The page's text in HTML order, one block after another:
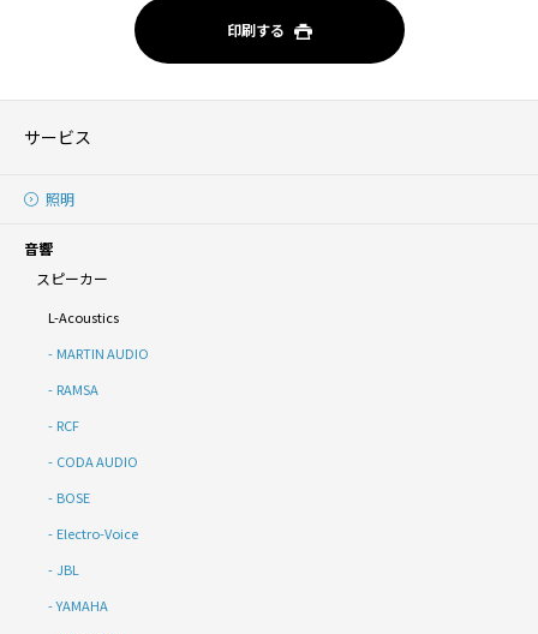
印刷する
サービス
照明
音響
スピーカー
L-Acoustics
MARTIN AUDIO
RAMSA
RCF
CODA AUDIO
BOSE
Electro-Voice
JBL
YAMAHA